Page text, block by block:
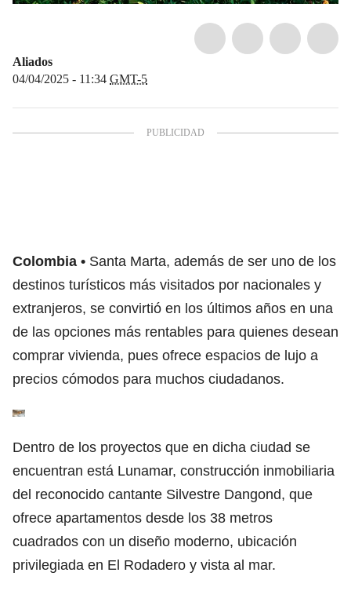
Aliados
04/04/2025 - 11:34 GMT-5
Colombia
Santa Marta, además de ser uno de los
destinos turísticos más visitados por nacionales y
extranjeros, se convirtió en los últimos años en una
de las opciones más rentables para quienes desean
comprar vivienda, pues ofrece espacios de lujo a
precios cómodos para muchos ciudadanos.
Dentro de los proyectos que en dicha ciudad se
encuentran está Lunamar, construcción inmobiliaria
del reconocido cantante Silvestre Dangond, que
ofrece apartamentos desde los 38 metros
cuadrados con un diseño moderno, ubicación
privilegiada en El Rodadero y vista al mar.